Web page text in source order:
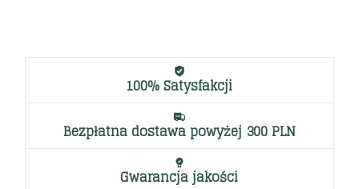
100% Satysfakcji
Bezpłatna dostawa powyżej 300 PLN
Gwarancja jakości